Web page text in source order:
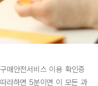
매안전서비스 이용 확인증
라하면 5분이면 이 모든 과